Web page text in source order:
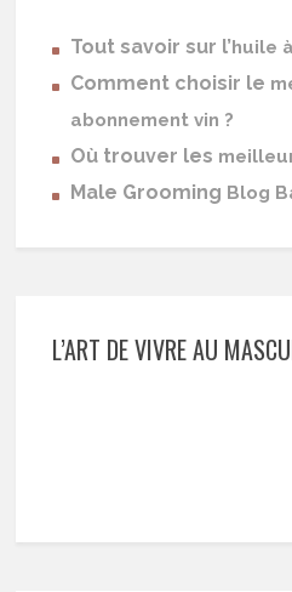
Tout savoir sur l’huile
Comment choisir le
abonnement vin ?
Où trouver les
Male Grooming Blog
L’ART DE VIVRE AU